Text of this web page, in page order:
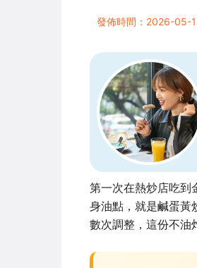
發佈時間：2026-05-
第一次在熱炒店吃到
身油點，就是鹹蛋黃
數次調整，這份不油